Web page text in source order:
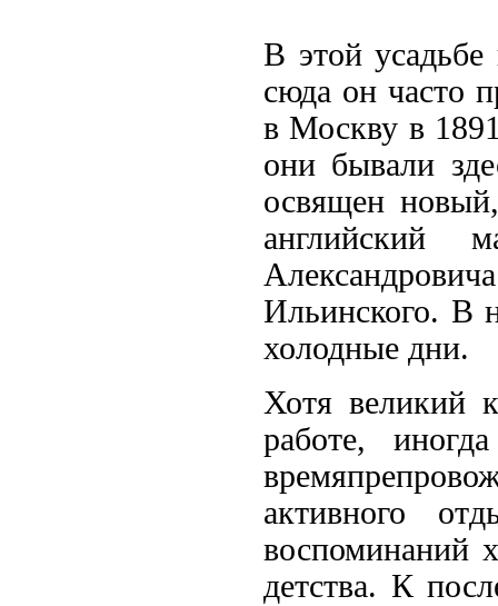
В этой усадьбе
сюда он часто
в Москву в
они бывали
освящен
английский
Ильинского. В
холодные дни.
Хотя великий
работе,
активного
воспоминаний
детства. К